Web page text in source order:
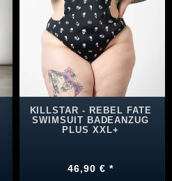
KILLSTAR - REBEL FATE
SWIMSUIT BADEANZUG
PLUS XXL+
46,90 € *